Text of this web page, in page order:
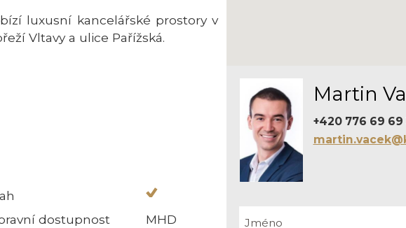
Martin
+420 776 69 69
luxusní kancelářské prostory v
Vltavy a ulice Pařížská.
dostupnost
MHD